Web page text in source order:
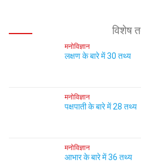
विशेष
मनोविज्ञान
लक्षण के बारे में 30 तथ्य
मनोविज्ञान
पक्षपाती के बारे में 28 तथ्य
मनोविज्ञान
आभार के बारे में 36 तथ्य